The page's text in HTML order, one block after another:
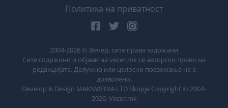
Политика на приватност
2004-2026 © Вечер, сите права задржани
Сите содржини и објави на vecer.mk се авторско право на
редакцијата. Делумно или целосно преземање не е
дозволено.
Develop & Design MAKSMEDIA LTD Skopje Copyright © 2004-
2026. Vecer.mk